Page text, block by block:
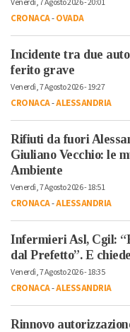
Venerdì, 7 Agosto 2026 - 20:01
CRONACA-OVADA
Incidente tra due
ferito grave
Venerdì, 7 Agosto 2026 - 19:27
CRONACA-ALESSANDRIA
Rifiuti da fuori
Giuliano Vecchio: le
Ambiente
Venerdì, 7 Agosto 2026 - 18:51
CRONACA-ALESSANDRIA
Infermieri Asl, Cgil:
dal Prefetto”. E
Venerdì, 7 Agosto 2026 - 18:35
CRONACA-ALESSANDRIA
Rinnovo